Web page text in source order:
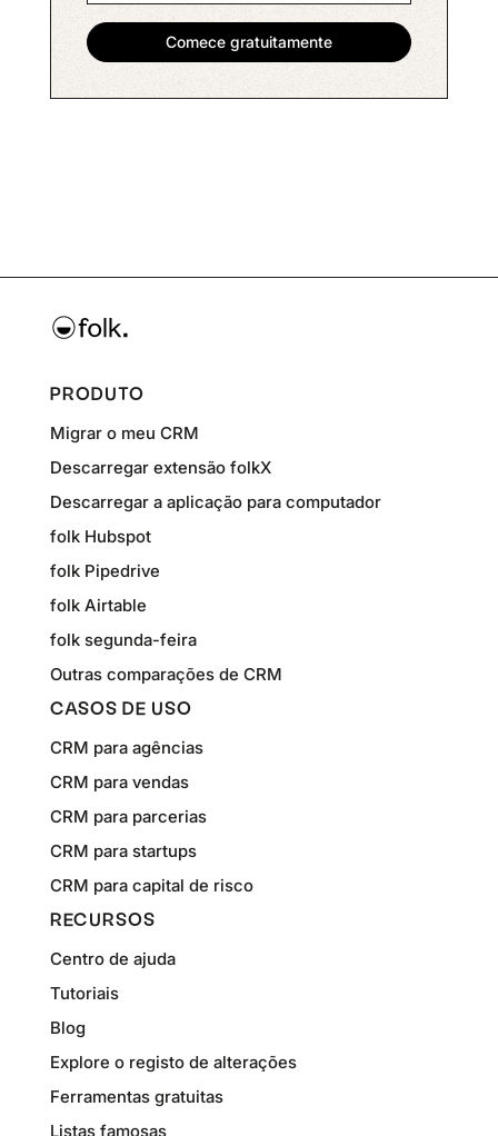
PRODUTO
Migrar o meu CRM
Descarregar extensão folkX
Descarregar a aplicação para computador
folk Hubspot
folk Pipedrive
folk Airtable
folk segunda-feira
Outras comparações de CRM
CASOS DE USO
CRM para agências
CRM para vendas
CRM para parcerias
CRM para startups
CRM para capital de risco
RECURSOS
Centro de ajuda
Tutoriais
Blog
Explore o registo de alterações
Ferramentas gratuitas
Listas famosas